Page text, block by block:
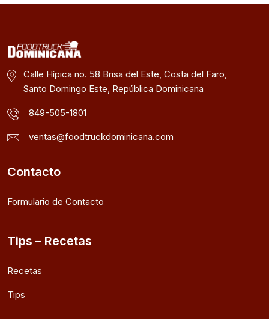
Calle Hípica no. 58 Brisa del Este, Costa del Faro,
Santo Domingo Este, República Dominicana
849-505-1801
ventas@foodtruckdominicana.com
Contacto
Formulario de Contacto
Tips – Recetas
Recetas
Tips